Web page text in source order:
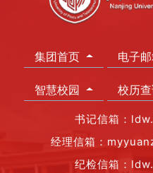
集团首页 电子
智慧校园 校历
书记信箱：
经理信箱：
纪检信箱：